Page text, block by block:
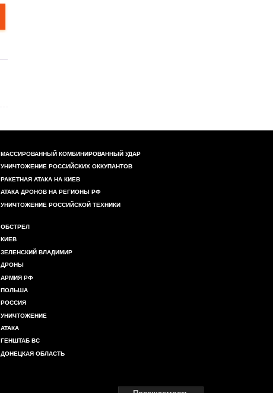
МАССИРОВАННЫЙ КОМБИНИРОВАННЫЙ УДАР
УНИЧТОЖЕНИЕ РОССИЙСКИХ ОККУПАНТОВ
РАКЕТНАЯ АТАКА НА КИЕВ
АТАКА ДРОНОВ НА РЕГИОНЫ РФ
УНИЧТОЖЕНИЕ РОССИЙСКОЙ ТЕХНИКИ
ОБСТРЕЛ
КИЕВ
ЗЕЛЕНСКИЙ ВЛАДИМИР
ДРОНЫ
АРМИЯ РФ
ПОЛЬША
РОССИЯ
УНИЧТОЖЕНИЕ
АТАКА
ГЕНШТАБ ВС
ДОНЕЦКАЯ ОБЛАСТЬ